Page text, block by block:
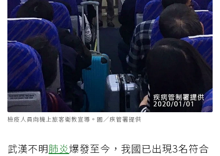
檢疫人員向機上旅客衛教宣導。圖／疾管署提供
武漢不明肺炎爆發至今，我國已出現3名符合